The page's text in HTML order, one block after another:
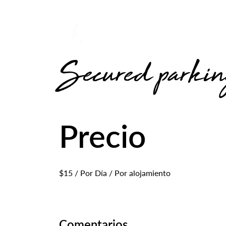
Secured
Precio
$15 / Por Día / Por alojamiento